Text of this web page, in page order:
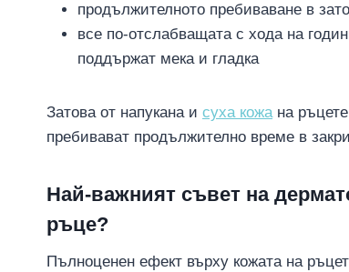
продължителното пребиваване в
все по-отслабващата с хода на
поддържат мека и гладка
Затова от напукана и суха кожана ръцете
пребивават продължително време в
Най-важният съвет на
ръце?
Пълноценен ефект върху кожата на